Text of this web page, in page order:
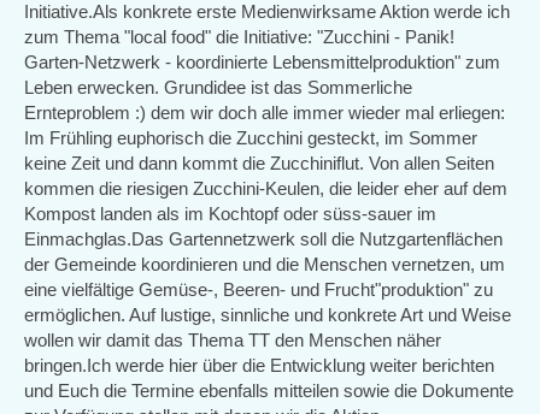
Initiative.Als konkrete erste Medienwirksame Aktion werde ich
zum Thema "local food" die Initiative: "Zucchini - Panik!
Garten-Netzwerk - koordinierte Lebensmittelproduktion" zum
Leben erwecken. Grundidee ist das Sommerliche
Ernteproblem :) dem wir doch alle immer wieder mal erliegen:
Im Frühling euphorisch die Zucchini gesteckt, im Sommer
keine Zeit und dann kommt die Zucchiniflut. Von allen Seiten
kommen die riesigen Zucchini-Keulen, die leider eher auf dem
Kompost landen als im Kochtopf oder süss-sauer im
Einmachglas.Das Gartennetzwerk soll die Nutzgartenflächen
der Gemeinde koordinieren und die Menschen vernetzen, um
eine vielfältige Gemüse-, Beeren- und Frucht"produktion" zu
ermöglichen. Auf lustige, sinnliche und konkrete Art und Weise
wollen wir damit das Thema TT den Menschen näher
bringen.Ich werde hier über die Entwicklung weiter berichten
und Euch die Termine ebenfalls mitteilen sowie die Dokumente